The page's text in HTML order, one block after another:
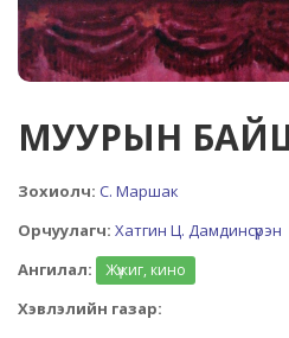
МУУРЫН
Зохиолч: С. Маршак
Орчуулагч: Хатгин Ц. Дамдинсүрэн
Ангилал:
Жүжиг, кино
Хэвлэлийн газар: